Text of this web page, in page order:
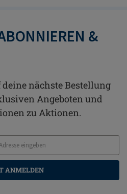
&
deine nächste Bestellung
Angeboten und
zu Aktionen.
ANMELDEN